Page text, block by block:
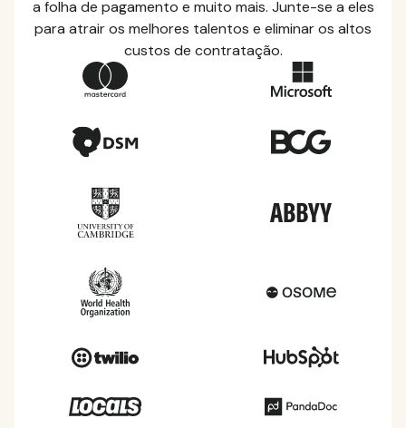
a folha de pagamento e muito mais. Junte-se a eles
para atrair os melhores talentos e eliminar os altos
custos de contratação.